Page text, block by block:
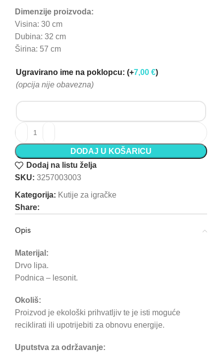
Dimenzije proizvoda:
Visina: 30 cm
Dubina: 32 cm
Širina: 57 cm
Ugravirano ime na poklopcu: (+7,00 €)
(opcija nije obavezna)
DODAJ U KOŠARICU
Dodaj na listu želja
SKU: 3257003003
Kategorija: Kutije za igračke
Share:
Opis
Materijal:
Drvo lipa.
Podnica – lesonit.
Okoliš:
Proizvod je ekološki prihvatljiv te je isti moguće
reciklirati ili upotrijebiti za obnovu energije.
Uputstva za održavanje: